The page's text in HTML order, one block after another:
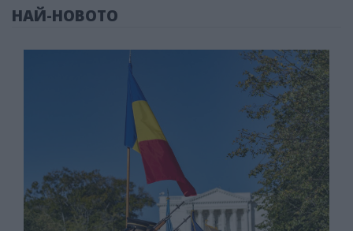
НАЙ-НОВОТО